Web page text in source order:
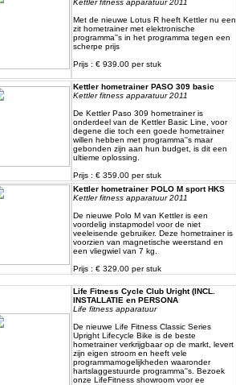
Kettler fitness apparatuur 2011
Met de nieuwe Lotus R heeft Kettler nu een
zit hometrainer met elektronische
programma''s in het programma tegen een
scherpe prijs
Prijs : € 939.00 per stuk
Kettler hometrainer PASO 309 basic
Kettler fitness apparatuur 2011
De Kettler Paso 309 hometrainer is
onderdeel van de Kettler Basic Line, voor
degene die toch een goede hometrainer
willen hebben met programma''s maar
gebonden zijn aan hun budget, is dit een
ultieme oplossing.
Prijs : € 359.00 per stuk
Kettler hometrainer POLO M sport HKS
Kettler fitness apparatuur 2011
De nieuwe Polo M van Kettler is een
voordelig instapmodel voor de niet
veeleisende gebruiker. Deze hometrainer is
voorzien van magnetische weerstand en
een vliegwiel van 7 kg.
Prijs : € 329.00 per stuk
Life Fitness Cycle Club Uright (INCL.
INSTALLATIE en PERSONA
Life fitness apparatuur
De nieuwe Life Fitness Classic Series
Upright Lifecycle Bike is de beste
hometrainer verkrijgbaar op de markt, levert
zijn eigen stroom en heeft vele
programmamogelijkheden waaronder
hartslaggestuurde programma''s. Bezoek
onze LifeFitness showroom voor ee